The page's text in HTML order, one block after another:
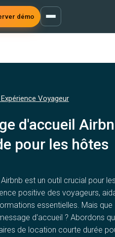
démo
Voyageur
d'accueil
pour les hôtes
est un outil crucial pour
positive des voyageurs,
essentielles. Mais que
d'accueil ? Abordons
de location courte durée